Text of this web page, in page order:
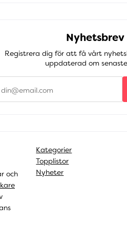
Nyhetsbrev
Registrera dig för att få vårt
uppdaterad om
och
Kategorier
Topplistor
Nyheter